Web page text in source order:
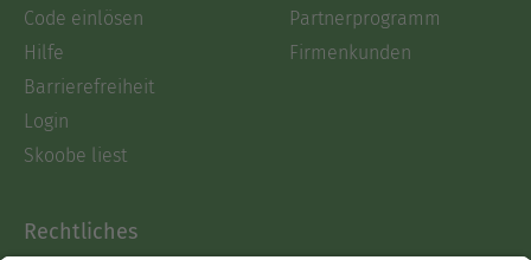
Code einlösen
Hilfe
Barrierefreiheit
Login
Skoobe liest
Partnerprogramm
Firmenkunden
Rechtliches